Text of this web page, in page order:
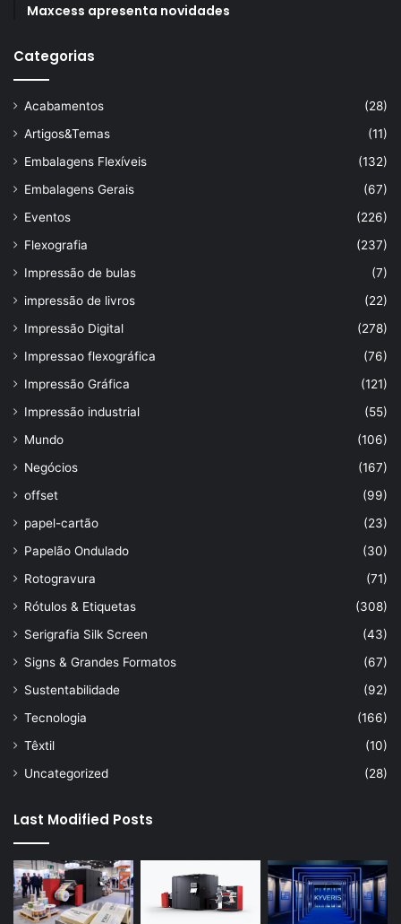
Maxcess apresenta novidades
Categorias
Acabamentos
(28)
Artigos&Temas
(11)
Embalagens Flexíveis
(132)
Embalagens Gerais
(67)
Eventos
(226)
Flexografia
(237)
Impressão de bulas
(7)
impressão de livros
(22)
Impressão Digital
(278)
Impressao flexográfica
(76)
Impressão Gráfica
(121)
Impressão industrial
(55)
Mundo
(106)
Negócios
(167)
offset
(99)
papel-cartão
(23)
Papelão Ondulado
(30)
Rotogravura
(71)
Rótulos & Etiquetas
(308)
Serigrafia Silk Screen
(43)
Signs & Grandes Formatos
(67)
Sustentabilidade
(92)
Tecnologia
(166)
Têxtil
(10)
Uncategorized
(28)
Last Modified Posts